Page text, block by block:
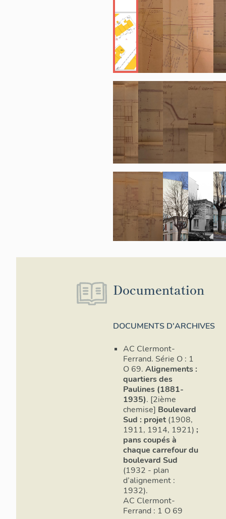
Documentation
DOCUMENTS D'ARCHIVES
AC Clermont-
Ferrand. Série O : 1
O 69. Alignements :
quartiers des
Paulines (1881-
1935). [2ième
chemise] Boulevard
Sud : projet (1908,
1911, 1914, 1921) ;
pans coupés à
chaque carrefour du
boulevard Sud
(1932 - plan
d’alignement :
1932).
AC Clermont-
Ferrand : 1 O 69